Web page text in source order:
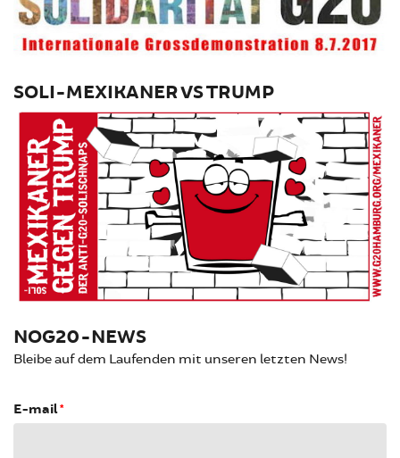
SOLI-MEXIKANER VS TRUMP
NOG20-NEWS
Bleibe auf dem Laufenden mit unseren letzten News!
E-mail*